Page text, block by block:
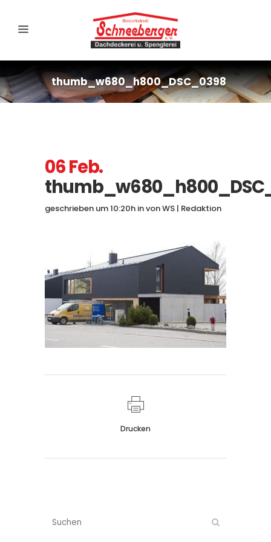
thumb_w680_h800_DSC_0398
06 Feb.
geschrieben um 10:20h invonWS | Redaktion
Drucken